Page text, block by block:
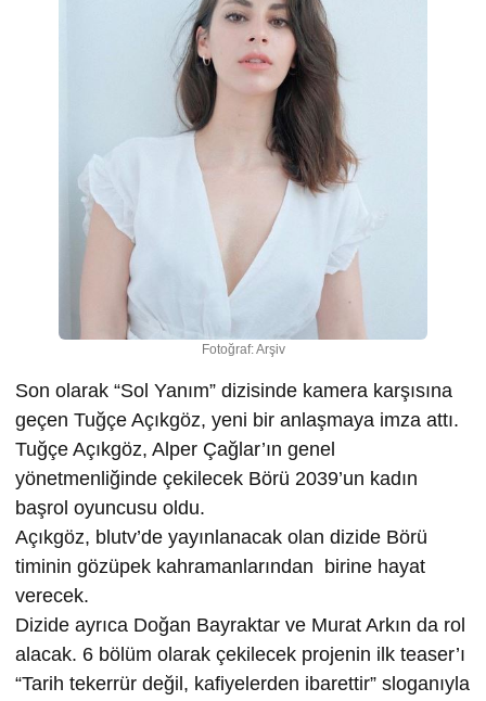
Fotoğraf: Arşiv
Son olarak “Sol Yanım” dizisinde kamera karşısına
geçen Tuğçe Açıkgöz, yeni bir anlaşmaya imza attı.
Tuğçe Açıkgöz, Alper Çağlar’ın genel
yönetmenliğinde çekilecek Börü 2039’un kadın
başrol oyuncusu oldu.
Açıkgöz, blutv’de yayınlanacak olan dizide Börü
timinin gözüpek kahramanlarından birine hayat
verecek.
Dizide ayrıca Doğan Bayraktar ve Murat Arkın da rol
alacak. 6 bölüm olarak çekilecek projenin ilk teaser’ı
“Tarih tekerrür değil, kafiyelerden ibarettir” sloganıyla